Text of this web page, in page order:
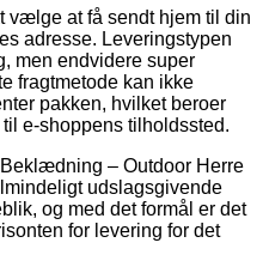
vælge at få sendt hjem til din
adresse. Leveringstypen
men endvidere super
fragtmetode kan ikke
pakken, hvilket beroer
e-shoppens tilholdssted.
– Outdoor Herre
udslagsgivende
og med det formål er det
for levering for det